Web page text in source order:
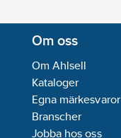
Om oss
Om Ahlsell
Kataloger
Egna märkesvaror
Branscher
Jobba hos oss